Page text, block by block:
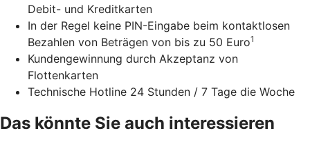
Debit- und Kreditkarten
In der Regel keine PIN-Eingabe beim kontaktlosen
Bezahlen von Beträgen von bis zu 50 Euro1
Kundengewinnung durch Akzeptanz von
Flottenkarten
Technische Hotline 24 Stunden / 7 Tage die Woche
Das könnte Sie auch interessieren